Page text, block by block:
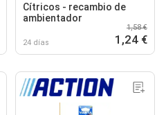
Cítricos - recambio de
ambientador
24 días
1,58 €
1,24 €